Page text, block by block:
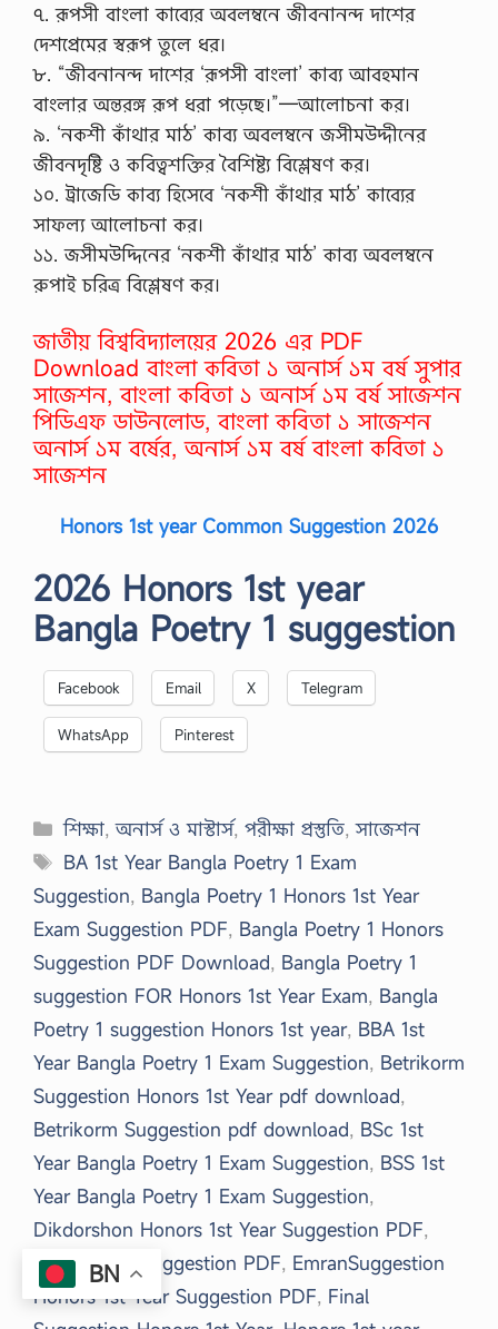
৭. রূপসী বাংলা কাব্যের অবলম্বনে জীবনানন্দ দাশের
দেশপ্রেমের স্বরূপ তুলে ধর।
৮. “জীবনানন্দ দাশের ‘রূপসী বাংলা’ কাব্য আবহমান
বাংলার অন্তরঙ্গ রূপ ধরা পড়েছে।”—আলোচনা কর।
৯. ‘নকশী কাঁথার মাঠ’ কাব্য অবলম্বনে জসীমউদ্দীনের
জীবনদৃষ্টি ও কবিত্বশক্তির বৈশিষ্ট্য বিশ্লেষণ কর।
১০. ট্রাজেডি কাব্য হিসেবে ‘নকশী কাঁথার মাঠ’ কাব্যের
সাফল্য আলোচনা কর।
১১. জসীমউদ্দিনের ‘নকশী কাঁথার মাঠ’ কাব্য অবলম্বনে
রুপাই চরিত্র বিশ্লেষণ কর।
জাতীয় বিশ্ববিদ্যালয়ের 2026 এর PDF
Download বাংলা কবিতা ১ অনার্স ১ম বর্ষ সুপার
সাজেশন, বাংলা কবিতা ১ অনার্স ১ম বর্ষ সাজেশন
পিডিএফ ডাউনলোড, বাংলা কবিতা ১ সাজেশন
অনার্স ১ম বর্ষের, অনার্স ১ম বর্ষ বাংলা কবিতা ১
সাজেশন
Honors 1st year Common Suggestion 2026
2026 Honors 1st year
Bangla Poetry 1 suggestion
Facebook Email X Telegram
WhatsApp Pinterest
Categories
শিক্ষা,অনার্স ও মাস্টার্স,পরীক্ষা প্রস্তুতি,সাজেশন
Tags
BA 1st Year Bangla Poetry 1 Exam
Suggestion, Bangla Poetry 1 Honors 1st Year
Exam Suggestion PDF, Bangla Poetry 1 Honors
Suggestion PDF Download, Bangla Poetry 1
suggestion FOR Honors 1st Year Exam, Bangla
Poetry 1 suggestion Honors 1st year, BBA 1st
Year Bangla Poetry 1 Exam Suggestion, Betrikorm
Suggestion Honors 1st Year pdf download,
Betrikorm Suggestion pdf download, BSc 1st
Year Bangla Poetry 1 Exam Suggestion, BSS 1st
Year Bangla Poetry 1 Exam Suggestion,
Dikdorshon Honors 1st Year Suggestion PDF,
Dikdorshon Suggestion PDF, EmranSuggestion
Honors 1st Year Suggestion PDF, Final
BN